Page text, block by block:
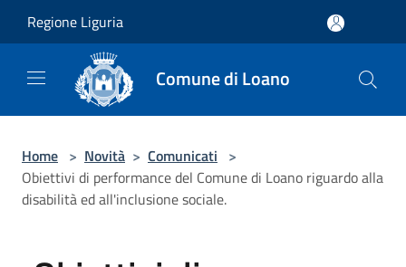
Regione Liguria
Comune di Loano
Home > Novità > Comunicati >
Obiettivi di performance del Comune di Loano riguardo alla
disabilità ed all'inclusione sociale.